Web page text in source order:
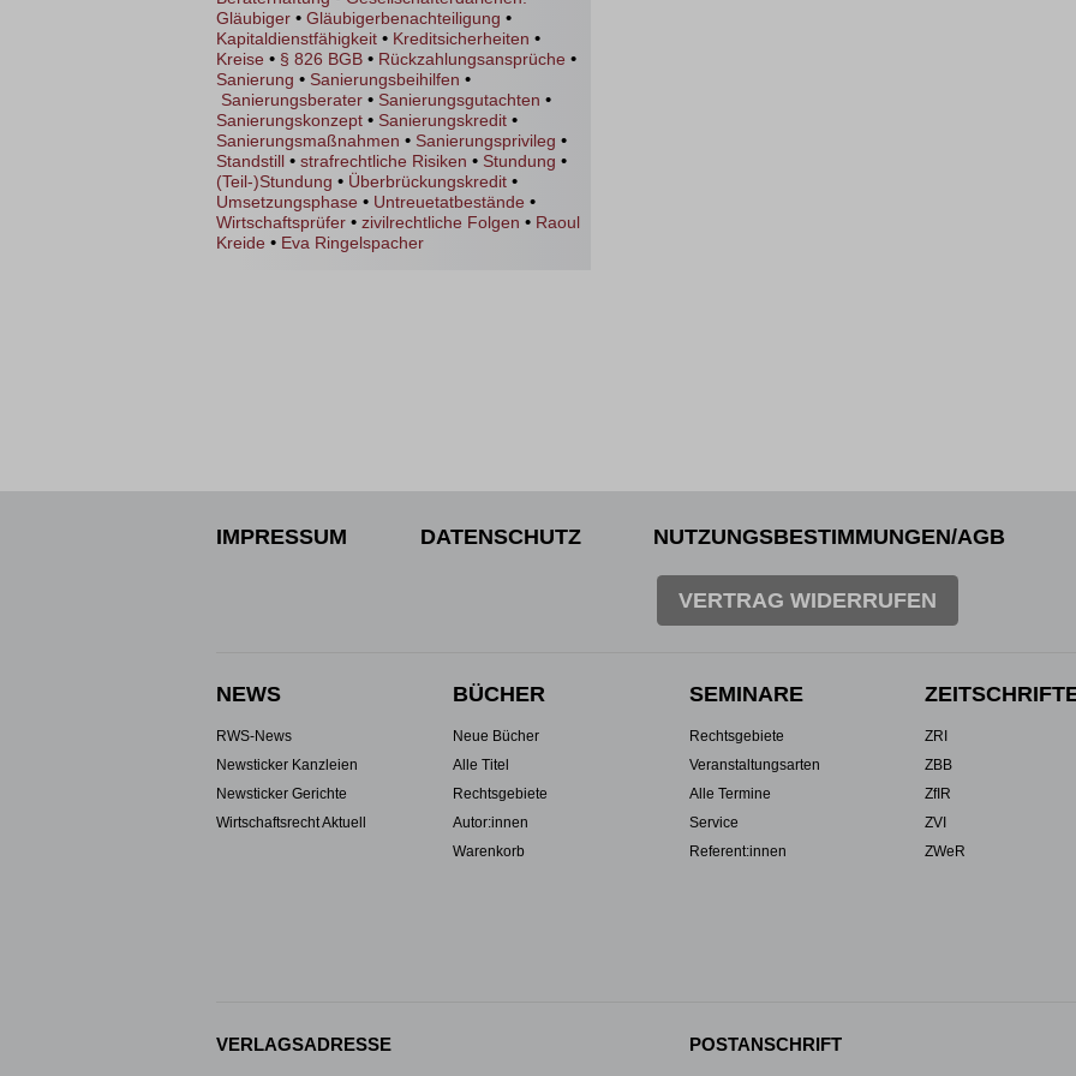
Gläubiger • Gläubigerbenachteiligung •
Kapitaldienstfähigkeit • Kreditsicherheiten •
Kreise • § 826 BGB • Rückzahlungsansprüche •
Sanierung • Sanierungsbeihilfen •
Sanierungsberater • Sanierungsgutachten •
Sanierungskonzept • Sanierungskredit •
Sanierungsmaßnahmen • Sanierungsprivileg •
Standstill • strafrechtliche Risiken • Stundung •
(Teil-)Stundung • Überbrückungskredit •
Umsetzungsphase • Untreuetatbestände •
Wirtschaftsprüfer • zivilrechtliche Folgen • Raoul
Kreide • Eva Ringelspacher
IMPRESSUM DATENSCHUTZ NUTZUNGSBESTIMMUNGEN/AGB
VERTRAG WIDERRUFEN
NEWS
RWS-News
Newsticker Kanzleien
Newsticker Gerichte
Wirtschaftsrecht Aktuell
BÜCHER
Neue Bücher
Alle Titel
Rechtsgebiete
Autor:innen
Warenkorb
SEMINARE
Rechtsgebiete
Veranstaltungsarten
Alle Termine
Service
Referent:innen
ZRI
ZBB
ZfIR
ZVI
ZWeR
VERLAGSADRESSE POSTANSCHRIFT